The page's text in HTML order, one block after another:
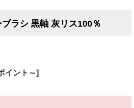
ラシ 黒軸 灰リス100％
イント～]